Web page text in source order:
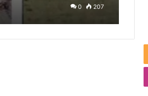
0 207